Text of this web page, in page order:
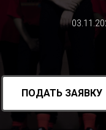
ПОДАТЬ ЗАЯВКУ